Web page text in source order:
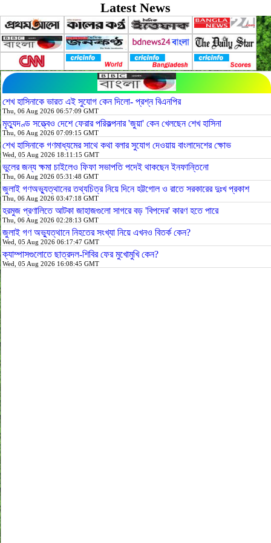
Latest News
শেখ হাসিনাকে ভারত এই সুযোগ কেন দিলো- প্রশ্ন বিএনপির
Thu, 06 Aug 2026 06:57:09 GMT
মৃত্যুদণ্ড সত্ত্বেও দেশে ফেরার পরিকল্পনার 'জুয়া' কেন খেলছেন শেখ হাসিনা
Thu, 06 Aug 2026 07:09:15 GMT
শেখ হাসিনাকে গণমাধ্যমের সাথে কথা বলার সুযোগ দেওয়ায় বাংলাদেশের ক্ষোভ
Wed, 05 Aug 2026 18:11:15 GMT
ভুলের জন্য ক্ষমা চাইলেও ফিফা সভাপতি পদেই থাকছেন ইনফান্তিনো
Thu, 06 Aug 2026 05:31:48 GMT
জুলাই গণঅভ্যুত্থানের তথ্যচিত্র নিয়ে দিনে হট্টগোল ও রাতে সরকারের দুঃখ প্রকাশ
Thu, 06 Aug 2026 03:47:18 GMT
হরমুজ প্রণালিতে আটকা জাহাজগুলো সাগরে বড় 'বিপদের' কারণ হতে পারে
Thu, 06 Aug 2026 02:28:13 GMT
জুলাই গণ অভ্যুত্থানে নিহতের সংখ্যা নিয়ে এখনও বিতর্ক কেন?
Wed, 05 Aug 2026 06:17:47 GMT
ক্যাম্পাসগুলোতে ছাত্রদল-শিবির ফের মুখোমুখি কেন?
Wed, 05 Aug 2026 16:08:45 GMT